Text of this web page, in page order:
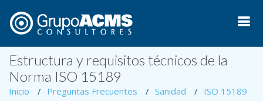
Estructura y requisitos técnicos de la
Norma ISO 15189
Inicio Preguntas Frecuentes Sanidad ISO 15189